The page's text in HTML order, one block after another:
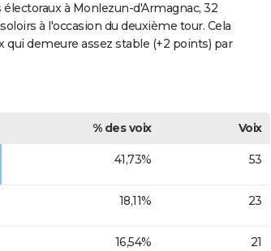
à Monlezun-d'Armagnac, 32
à l'occasion du deuxième tour. Cela
qui demeure assez stable (+2 points) par
% des voix
Voix
41,73% 53
18,11% 23
16,54% 21